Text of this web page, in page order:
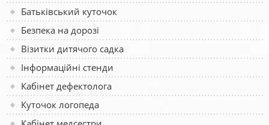
Батьківський куточок
Безпека на дорозі
Візитки дитячого садка
Інформаційні стенди
Кабінет дефектолога
Куточок логопеда